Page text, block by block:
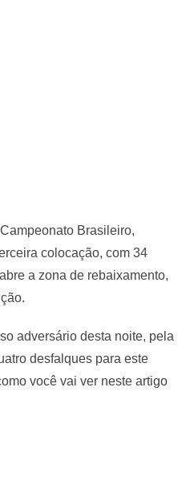
Brasileiro,
colocação, com 34
a zona de rebaixamento,
adversário desta noite, pela
desfalques para este
você vai ver neste artigo